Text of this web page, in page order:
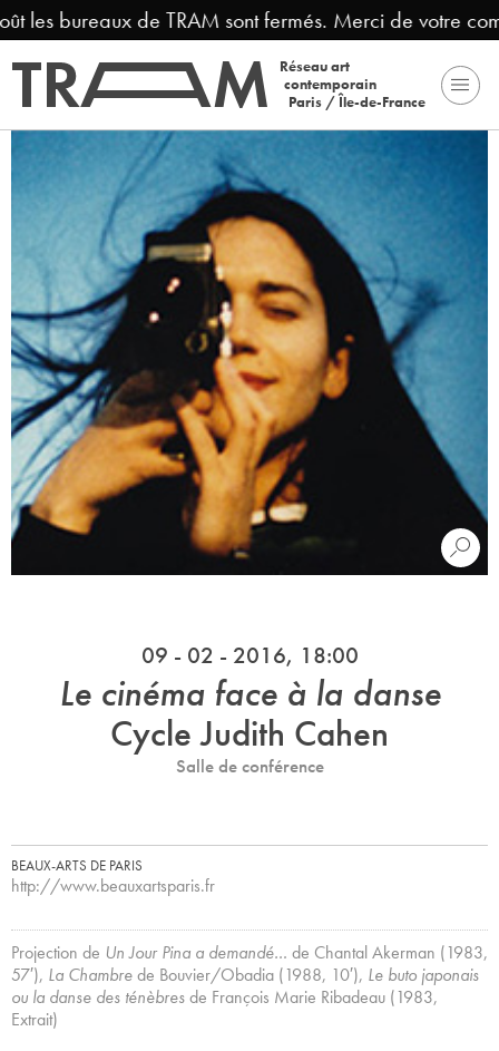
bureaux de TRAM sont fermés. Merci de votre
Réseau art
contemporain
Paris / Île-de-France
09 - 02 - 2016, 18:00
Le cinéma face à la danse
Cycle Judith Cahen
Salle de conférence
BEAUX-ARTS DE PARIS
http://www.beauxartsparis.fr
Projection de Un Jour Pina a demandé… de Chantal Akerman (1983,
57′), La Chambrede Bouvier/Obadia (1988, 10′), Le buto japonais
ou la danse des ténèbresde François Marie Ribadeau (1983,
Extrait)